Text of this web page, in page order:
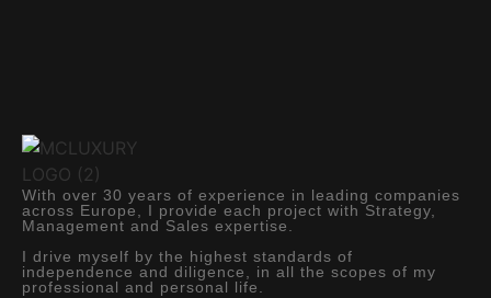
With over 30 years of experience in leading companies
across Europe, I provide each project with Strategy,
Management and Sales expertise.
I drive myself by the highest standards of
independence and diligence, in all the scopes of my
professional and personal life.